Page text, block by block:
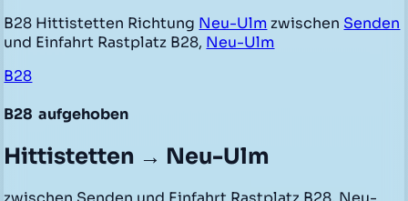
B28 Hittistetten Richtung Neu-Ulm zwischen Senden
und Einfahrt Rastplatz B28, Neu-Ulm
B28
B28 aufgehoben
Hittistetten → Neu-Ulm